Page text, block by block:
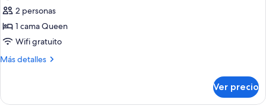
de
Habitación
estándar,
cama
2 personas
1 cama Queen
Wifi gratuito
Más detalles
Más
estándar,
Ver precio